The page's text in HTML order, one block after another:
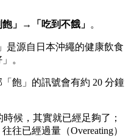
飽」→「吃到不餓」 。
」是源自日本沖繩的健康飲食
。
「飽」的訊號會有約 20 分鐘
候，其實就已經足夠了；
往已經過量（Overeating）